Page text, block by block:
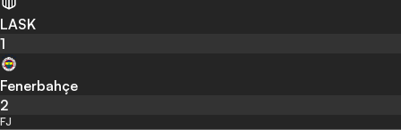
LASK
1
Fenerbahçe
2
FJ